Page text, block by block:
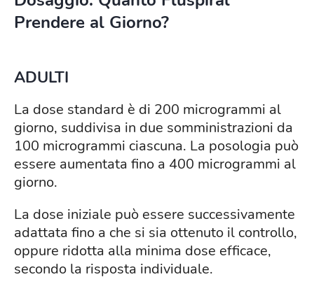
Prendere al Giorno?
ADULTI
La dose standard è di 200 microgrammi al
giorno, suddivisa in due somministrazioni da
100 microgrammi ciascuna. La posologia può
essere aumentata fino a 400 microgrammi al
giorno.
La dose iniziale può essere successivamente
adattata fino a che si sia ottenuto il controllo,
oppure ridotta alla minima dose efficace,
secondo la risposta individuale.